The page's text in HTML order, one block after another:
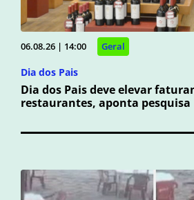
06.08.26 | 14:00 Geral
Dia dos Pais
Dia dos Pais deve elevar
restaurantes, aponta pesquisa